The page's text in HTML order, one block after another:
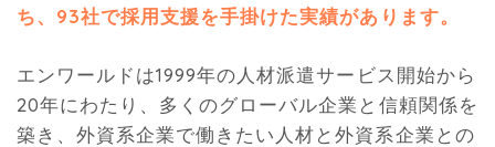
ち、93社で採用支援を手掛けた実績があります。
エンワールドは1999年の人材派遣サービス開始から
20年にわたり、多くのグローバル企業と信頼関係を
築き、外資系企業で働きたい人材と外資系企業との